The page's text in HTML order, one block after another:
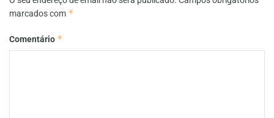
marcados com *
Comentário *